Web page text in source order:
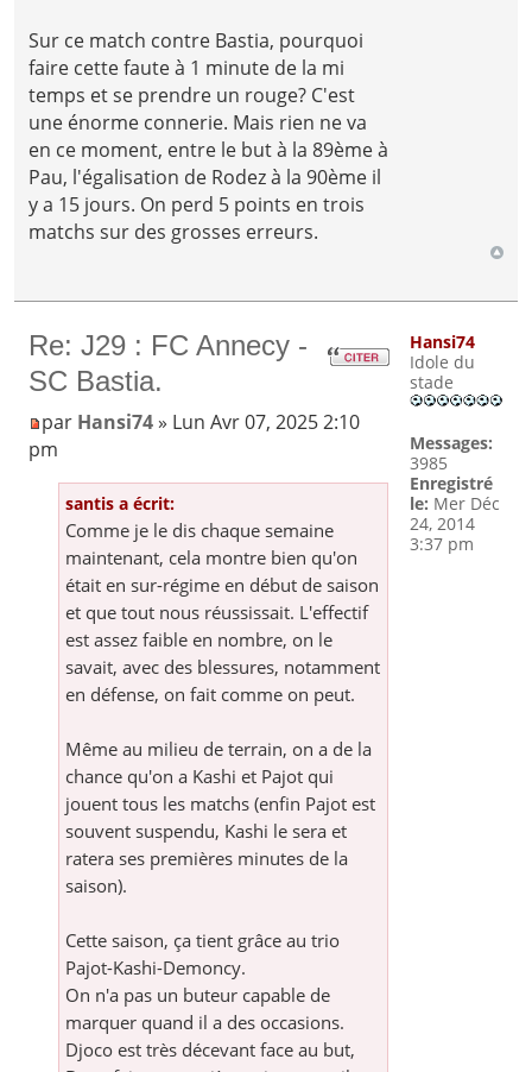
Sur ce match contre Bastia, pourquoi
faire cette faute à 1 minute de la mi
temps et se prendre un rouge? C'est
une énorme connerie. Mais rien ne va
en ce moment, entre le but à la 89ème à
Pau, l'égalisation de Rodez à la 90ème il
y a 15 jours. On perd 5 points en trois
matchs sur des grosses erreurs.
Re: J29 : FC Annecy -
SC Bastia.
par Hansi74» Lun Avr 07, 2025 2:10
pm
santis a écrit:
Comme je le dis chaque semaine
maintenant, cela montre bien qu'on
était en sur-régime en début de saison
et que tout nous réussissait. L'effectif
est assez faible en nombre, on le
savait, avec des blessures, notamment
en défense, on fait comme on peut.
Même au milieu de terrain, on a de la
chance qu'on a Kashi et Pajot qui
jouent tous les matchs (enfin Pajot est
souvent suspendu, Kashi le sera et
ratera ses premières minutes de la
saison).
Cette saison, ça tient grâce au trio
Pajot-Kashi-Demoncy.
On n'a pas un buteur capable de
marquer quand il a des occasions.
Djoco est très décevant face au but,
Hansi74
Idole du
stade
Messages:
3985
Enregistré
le: Mer Déc
24, 2014
3:37 pm